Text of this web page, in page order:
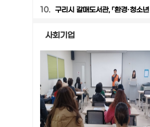
10. 구리시 갈매도서관, 「환경·청소년
사회기업